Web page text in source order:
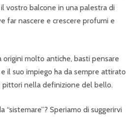
vostro balcone in una palestra di
far nascere e crescere profumi e
origini molto antiche, basti pensare
il suo impiego ha da sempre attirato
pittori nella definizione del bello.
“sistemare”? Speriamo di suggerirvi